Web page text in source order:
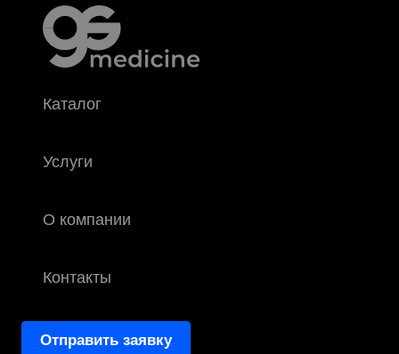
Каталог
Услуги
О компании
Контакты
Отправить заявку